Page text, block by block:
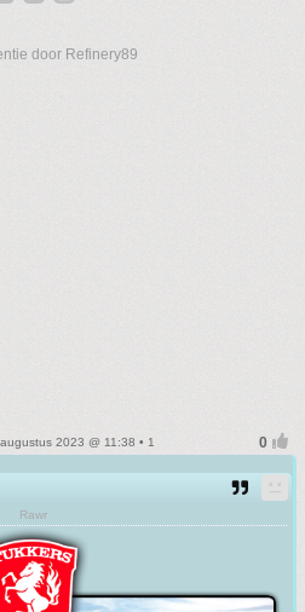
door Refinery89
2023 @ 11:38 • 1
Rawr